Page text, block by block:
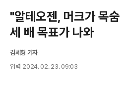
"알테오젠, 머크가 목
세 배 목표가 나와
김세형 기자
입력 2024. 02. 23. 09:03